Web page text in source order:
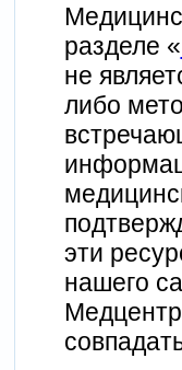
разделе «
не
либо
эти
нашего